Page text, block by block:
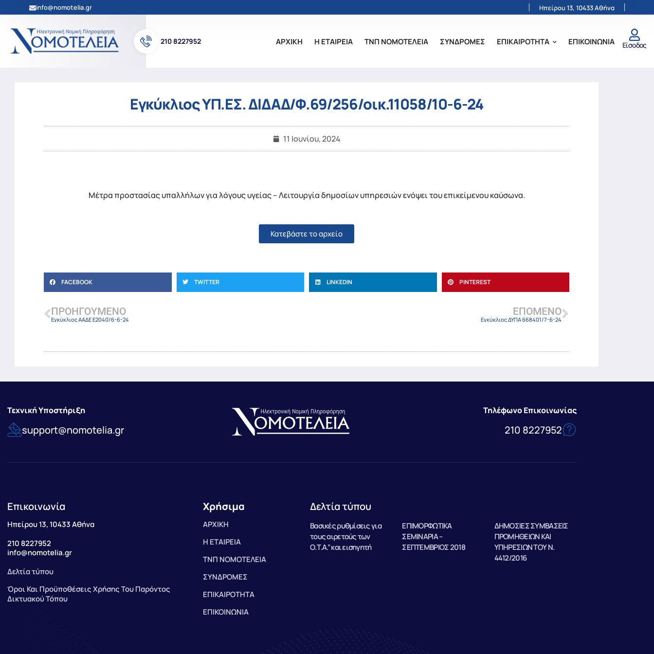
info@nomotelia.gr Ηπείρου 13, 10433 Αθήνα
210 8227952 ΑΡΧΙΚΗ Η ΕΤΑΙΡΕΙΑ ΤΝΠ ΝΟΜΟΤΕΛΕΙΑ ΣΥΝΔΡΟΜΕΣ ΕΠΙΚΑΙΡΟΤΗΤΑ ΕΠΙΚΟΙΝΩΝΙΑ Είσοδος
Εγκύκλιος ΥΠ.ΕΣ. ΔΙΔΑΔ/Φ.69/256/οικ.11058/10-6-24
11 Ιουνίου, 2024
Μέτρα προστασίας υπαλλήλων για λόγους υγείας – Λειτουργία δημοσίων υπηρεσιών ενόψει του επικείμενου καύσωνα.
Κατεβάστε το αρχείο
FACEBOOK TWITTER LINKEDIN PINTEREST
ΠΡΟΗΓΟΎΜΕΝΟ
Εγκύκλιος ΑΑΔΕ Ε2040/6-6-24
ΕΠΌΜΕΝΟ
Εγκύκλιος ΔΥΠΑ 668401/7-6-24
Τεχνική Υποστήριξη
support@nomotelia.gr
Τηλέφωνο Επικοινωνίας
210 8227952
Επικοινωνία
Ηπείρου 13, 10433 Αθήνα
210 8227952
info@nomotelia.gr
Δελτία τύπου
Όροι Και Προϋποθέσεις Χρήσης Του Παρόντος
Δικτυακού Τόπου
Χρήσιμα
ΑΡΧΙΚΗ
Η ΕΤΑΙΡΕΙΑ
ΤΝΠ ΝΟΜΟΤΕΛΕΙΑ
ΣΥΝΔΡΟΜΕΣ
ΕΠΙΚΑΙΡΟΤΗΤΑ
ΕΠΙΚΟΙΝΩΝΙΑ
Δελτία τύπου
Βασικές ρυθμίσεις για
τους αιρετούς των
Ο.Τ.Α.” και εισηγητή
ΕΠΙΜΟΡΦΩΤΙΚΑ
ΣΕΜΙΝΑΡΙΑ –
ΣΕΠΤΕΜΒΡΙΟΣ 2018
ΔΗΜΟΣΙΕΣ ΣΥΜΒΑΣΕΙΣ
ΠΡΟΜΗΘΕΙΩΝ ΚΑΙ
ΥΠΗΡΕΣΙΩΝ ΤΟΥ Ν.
4412/2016